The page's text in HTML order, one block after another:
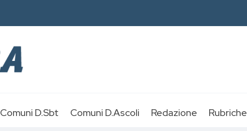
Comuni D.Sbt Comuni D.Ascoli Redazione Rubriche